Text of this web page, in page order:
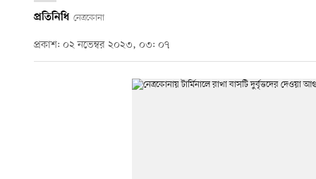
প্রতিনিধি নেত্রকোনা
প্রকাশ: ০২ নভেম্বর ২০২৩, ০৩: ০৭